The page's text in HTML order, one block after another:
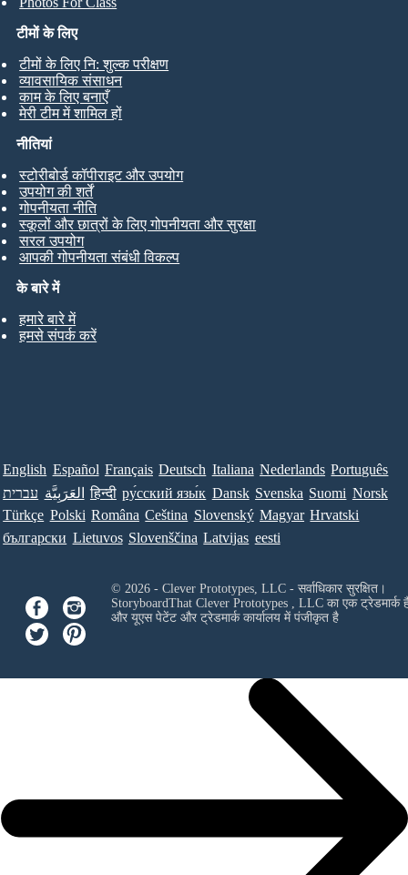
टीमों के लिए
टीमों के लिए नि: शुल्क परीक्षण
व्यावसायिक संसाधन
काम के लिए बनाएँ
मेरी टीम में शामिल हों
के बारे में
हमारे बारे में
हमसे संपर्क करें
नीतियां
स्टोरीबोर्ड कॉपीराइट और उपयोग
उपयोग की शर्तें
गोपनीयता नीति
स्कूलों और छात्रों के लिए गोपनीयता और सुरक्षा
सरल उपयोग
आपकी गोपनीयता संबंधी विकल्प
English Español Français Deutsch Italiana Nederlands Português
עברית العَرَبِيَّة हिन्दी ру́сский язы́к Dansk Svenska Suomi Norsk
Türkçe Polski Româna Ceština Slovenský Magyar Hrvatski
български Lietuvos Slovenščina Latvijas eesti
© 2026 - Clever Prototypes, LLC - सर्वाधिकार सुरक्षित।
StoryboardThat Clever Prototypes , LLCका एक ट्रेडमार्क
और यूएस पेटेंट और ट्रेडमार्क कार्यालय में पंजीकृत है